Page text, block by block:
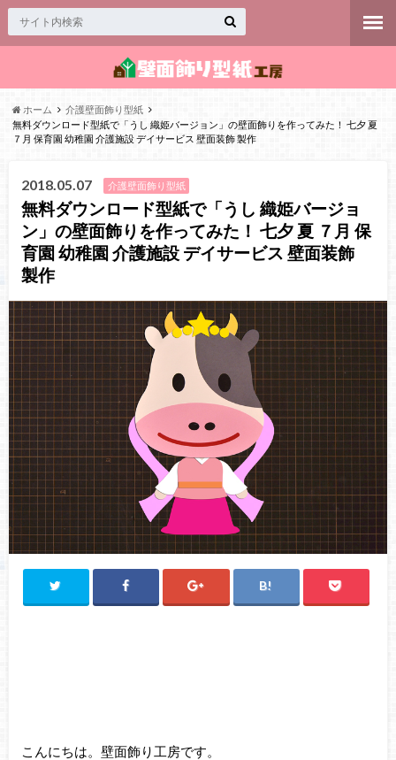
ホーム
介護壁面飾り型紙
無料ダウンロード型紙で「うし 織姫バージョン」の壁面飾りを作ってみた！ 七夕 夏
７月 保育園 幼稚園 介護施設 デイサービス 壁面装飾 製作
2018.05.07 介護壁面飾り型紙
無料ダウンロード型紙で「うし 織姫バージョ
ン」の壁面飾りを作ってみた！ 七夕 夏 ７月 保
育園 幼稚園 介護施設 デイサービス 壁面装飾
製作
こんにちは。壁面飾り工房です。